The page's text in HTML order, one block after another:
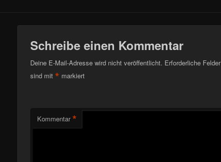
Schreibe einen Kommentar
Deine E-Mail-Adresse wird nicht veröffentlicht. Erforderliche Felder
sind mit * markiert
Kommentar *